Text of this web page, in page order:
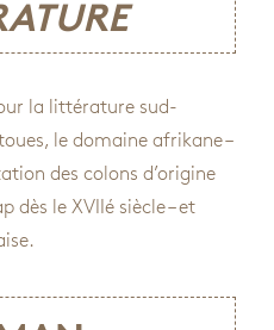
la littérature sud-
le domaine afrikane –
des colons d’origine
dès le XVIIé siècle – et